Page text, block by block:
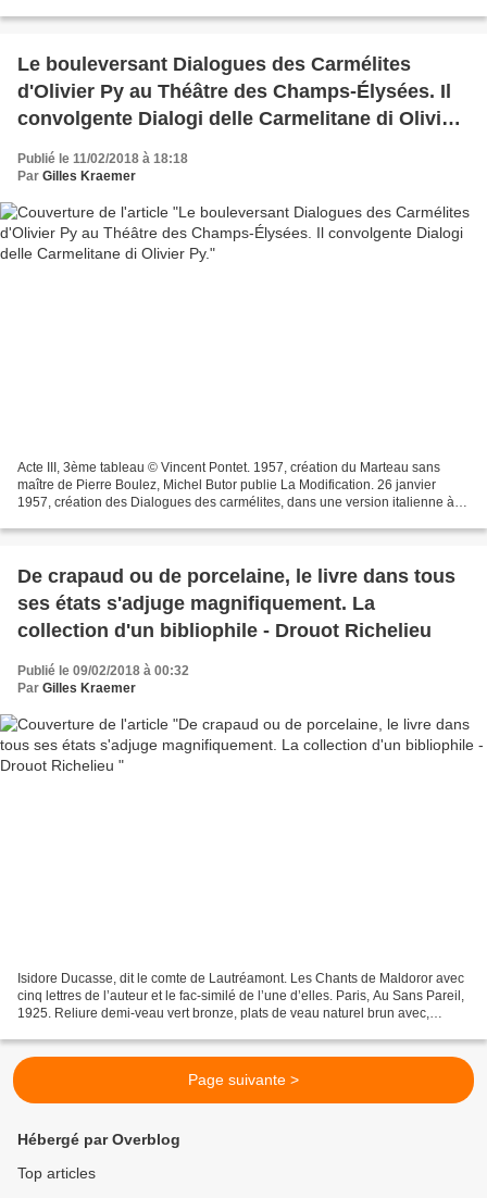
Le bouleversant Dialogues des Carmélites
d'Olivier Py au Théâtre des Champs-Élysées. Il
convolgente Dialogi delle Carmelitane di Olivier
Publié le 11/02/2018 à 18:18
Par Gilles Kraemer
Acte III, 3ème tableau © Vincent Pontet. 1957, création du Marteau sans
maître de Pierre Boulez, Michel Butor publie La Modification. 26 janvier
1957, création des Dialogues des carmélites, dans une version italienne à la
De crapaud ou de porcelaine, le livre dans tous
ses états s'adjuge magnifiquement. La
collection d'un bibliophile - Drouot Richelieu
Publié le 09/02/2018 à 00:32
Par Gilles Kraemer
Isidore Ducasse, dit le comte de Lautréamont. Les Chants de Maldoror avec
cinq lettres de l’auteur et le fac-similé de l’une d’elles. Paris, Au Sans Pareil,
1925. Reliure demi-veau vert bronze, plats de veau naturel brun avec,
Page suivante >
Hébergé par Overblog
Top articles